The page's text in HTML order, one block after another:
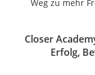
Closer
Erfolg,